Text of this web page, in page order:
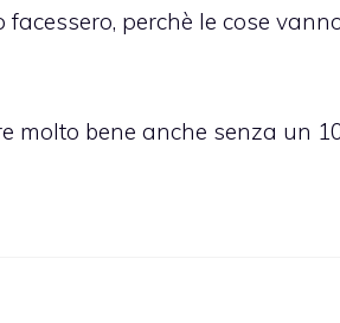
perchè le cose
molto bene anche senza un